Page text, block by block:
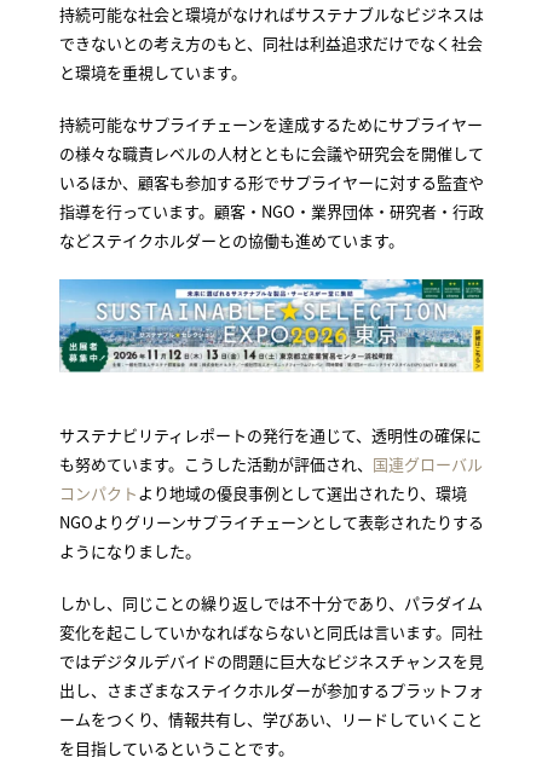
持続可能な社会と環境がなければサステナブルなビジネスは
できないとの考え方のもと、同社は利益追求だけでなく社会
と環境を重視しています。
持続可能なサプライチェーンを達成するためにサプライヤー
の様々な職責レベルの人材とともに会議や研究会を開催して
いるほか、顧客も参加する形でサプライヤーに対する監査や
指導を行っています。顧客・NGO・業界団体・研究者・行政
などステイクホルダーとの協働も進めています。
サステナビリティレポートの発行を通じて、透明性の確保に
も努めています。こうした活動が評価され、 国連グローバル
コンパクトより地域の優良事例として選出されたり、環境
NGOよりグリーンサプライチェーンとして表彰されたりする
ようになりました。
しかし、同じことの繰り返しでは不十分であり、パラダイム
変化を起こしていかなればならないと同氏は言います。同社
ではデジタルデバイドの問題に巨大なビジネスチャンスを見
出し、さまざまなステイクホルダーが参加するプラットフォ
ームをつくり、情報共有し、学びあい、リードしていくこと
を目指しているということです。